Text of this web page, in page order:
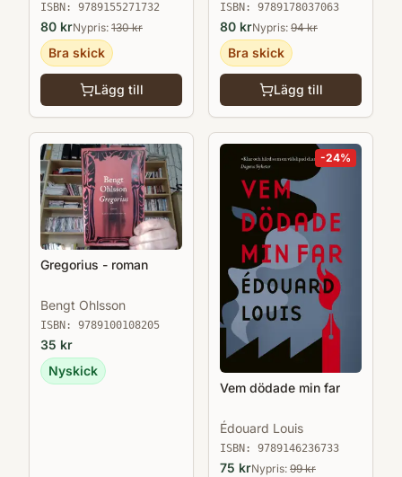
ISBN: 9789155271732
80 krNypris: 130kr
Bra skick
Lägg till
ISBN: 9789178037063
80 krNypris: 94kr
Bra skick
Lägg till
Gregorius - roman
Bengt Ohlsson
ISBN: 9789100108205
35 kr
Nyskick
-24%
Vem dödade min far
Édouard Louis
ISBN: 9789146236733
75 krNypris: 99kr